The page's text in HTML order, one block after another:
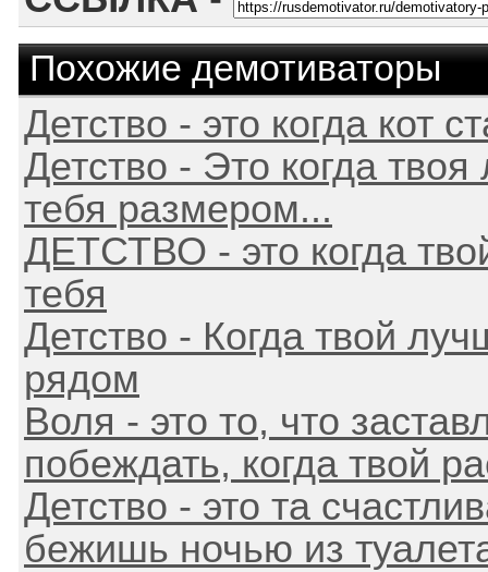
Похожие демотиваторы
Детство - это когда кот
Детство - Это когда
тебя размером...
ДЕТСТВО - это когда
тебя
Детство - Когда твой
рядом
Воля - это то, что
побеждать, когда твой
Детство - это та
бежишь ночью из